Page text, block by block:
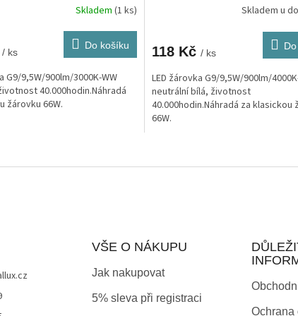
Skladem (1 ks)
/ ks
Do košíku
G9/9,5W/900lm/3000K-WW
40.000hodin.Náhradá
žárovku 66W.
Skladem u
118 Kč / ks
LED žárovka G9/9,5W/900lm/
neutrální bílá, životnost
40.000hodin.Náhradá za klasickou
66W.
v
VŠE O NÁKUPU
Jak nakupovat
5% sleva při registraci
Ochrana